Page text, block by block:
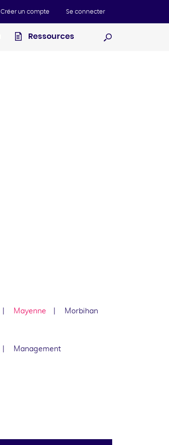
Créer un compte Se connecter
Ressources
Mayenne
Morbihan
Management